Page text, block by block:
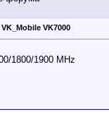
VK_Mobile VK7000
1800/1900 MHz